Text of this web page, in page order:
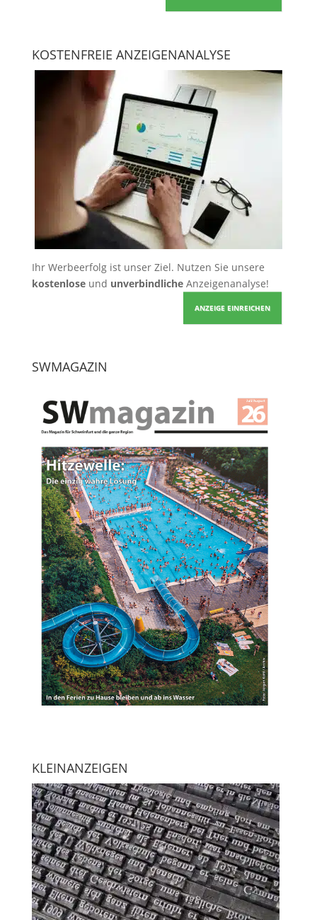
KOSTENFREIE ANZEIGENANALYSE
Ihr Werbeerfolg ist unser Ziel. Nutzen Sie unsere
kostenloseund unverbindlicheAnzeigenanalyse!
ANZEIGE EINREICHEN
SWMAGAZIN
KLEINANZEIGEN